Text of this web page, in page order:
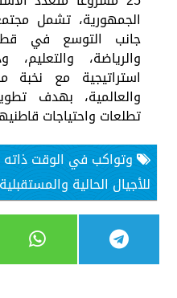
الجمهورية، تشمل
جانب التوسع في
والرياضة،
استراتيجية مع نخبة
والعالمية، بهدف
تطلعات واحتياجات
وتواكب في الوقت ذاته
للأجيال الحالية والمستقبلية